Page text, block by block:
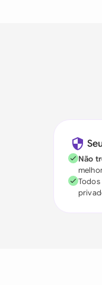
Não